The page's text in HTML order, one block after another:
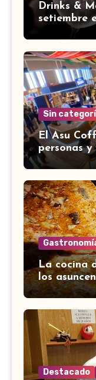
Drinks &
setiembre
Sin
El Asu
personas
La cocina
los
Destacado